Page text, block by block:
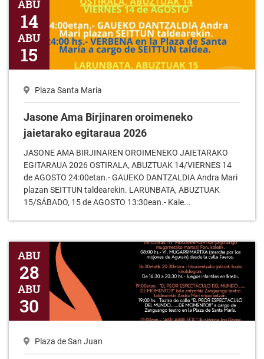
14
ABU
15
jaietarako egitaraua 2026
EGITARAUA 2026 OSTIRALA, ABUZTUAK 14/VIERNES 14
de AGOSTO 24:00etan.- GAUEKO DANTZALDIA Andra Mari
plazan SEITTUN taldearekin. LARUNBATA, ABUZTUAK
15/SÁBADO, 15 de AGOSTO 13:30ean.- Kale...
Lepamostutako Jon deuna 2026
28
ABU
30